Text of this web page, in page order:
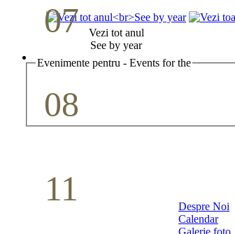
07 Cina Domnului
08
11
Vezi tot anul
See by year
Evenimente pentru - Events for the
Despre Noi
Calendar
Galerie foto